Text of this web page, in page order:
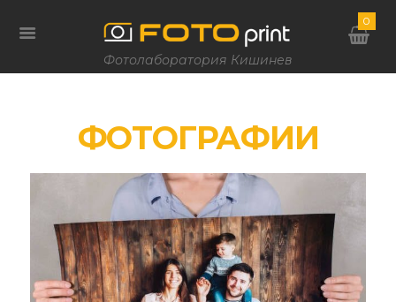
Фотолаборатория Кишинев
0
ФОТОГРАФИИ